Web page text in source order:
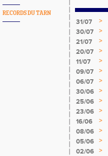
RECORDS DU TARN
31/07 >
30/07
>
21/07
>
20/07
>
11/07 >
09/07
>
06/07
>
30/06 >
25/06
>
23/06
>
16/06 >
08/06 >
05/06
>
02/06 >